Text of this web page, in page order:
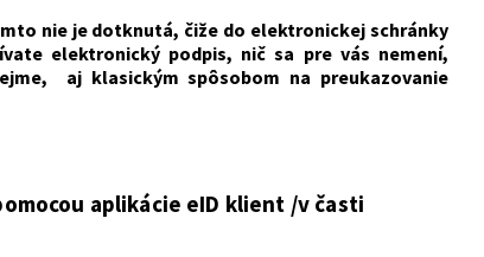
nie je dotknutá, čiže do elektronickej schránky
elektronický podpis, nič sa pre vás nemení,
aj klasickým spôsobom na preukazovanie
aplikácie eID klient /v časti